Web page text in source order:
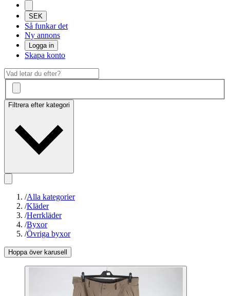
SEK
Så funkar det
Ny annons
Logga in
Skapa konto
Filtrera efter kategori
/Alla kategorier
/Kläder
/Herrkläder
/Byxor
/Övriga byxor
Hoppa över karusell